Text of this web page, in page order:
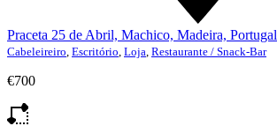
Praceta 25 de Abril, Machico, Madeira, Portugal
Cabeleireiro Escritório Loja Restaurante / Snack-Bar
€700